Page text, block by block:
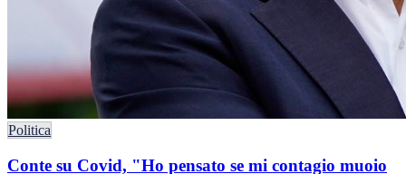
Politica
Conte su Covid, "Ho pensato se mi contagio muoio